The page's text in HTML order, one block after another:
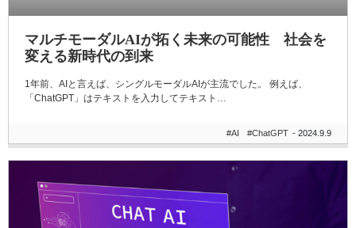
マルチモーダルAIが拓く未来の可能性 社会を
変える新時代の到来
1年前、AIと言えば、シングルモーダルAIが主流でした。 例えば、
「ChatGPT」はテキストを入力してテキスト…
#AI #ChatGPT - 2024.9.9